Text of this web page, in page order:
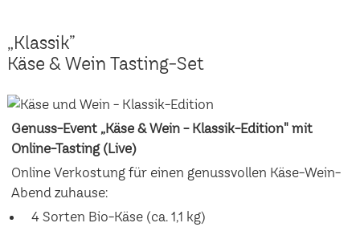
„Klassik”
Käse & Wein Tasting-Set
Genuss-Event „Käse & Wein - Klassik-Edition" mit
Online-Tasting (Live)
Online Verkostung für einen genussvollen Käse-Wein-
Abend zuhause:
4 Sorten Bio-Käse (ca. 1,1 kg)